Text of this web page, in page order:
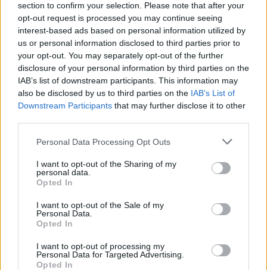
section to confirm your selection. Please note that after your
opt-out request is processed you may continue seeing
interest-based ads based on personal information utilized by
us or personal information disclosed to third parties prior to
your opt-out. You may separately opt-out of the further
disclosure of your personal information by third parties on the
IAB’s list of downstream participants. This information may
also be disclosed by us to third parties on the IAB’s List of
Downstream Participants that may further disclose it to other
Personal Data Processing Opt Outs
I want to opt-out of the Sharing of my
personal data.
Opted In
I want to opt-out of the Sale of my
Personal Data.
Opted In
I want to opt-out of processing my
Personal Data for Targeted Advertising.
Opted In
Istället bjöds det på sushi, friterade räkor, hummertacos
och annat smarrigt. Och avslutades med härliga praliner
på en pepparkaksbädd.